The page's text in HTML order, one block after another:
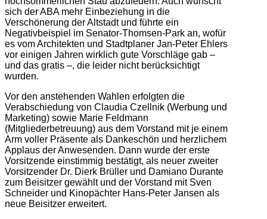
sich der ABA mehr Einbeziehung in die
Verschönerung der Altstadt und führte ein
Negativbeispiel im Senator-Thomsen-Park an, wofür
es vom Architekten und Stadtplaner Jan-Peter Ehlers
vor einigen Jahren wirklich gute Vorschläge gab –
und das gratis –, die leider nicht berücksichtigt
wurden.
Vor den anstehenden Wahlen erfolgten die
Verabschiedung von Claudia Czellnik (Werbung und
Marketing) sowie Marie Feldmann
(Mitgliederbetreuung) aus dem Vorstand mit je einem
Arm voller Präsente als Dankeschön und herzlichem
Applaus der Anwesenden. Dann wurde der erste
Vorsitzende einstimmig bestätigt, als neuer zweiter
Vorsitzender Dr. Dierk Brüller und Damiano Durante
zum Beisitzer gewählt und der Vorstand mit Sven
Schneider und Kinopächter Hans-Peter Jansen als
neue Beisitzer erweitert.